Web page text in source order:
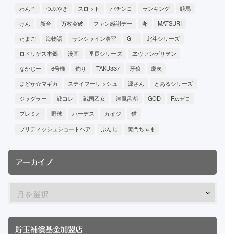
わんＰ つぶやき スロット パチンコ ランキング
競馬
けん
新台 万枚突破 ファン感謝デー 卵
MATSURI
たまご
海物語 サンシャイン浩平 GⅠ
北斗シリーズ
ロドリゲス本郷
漫画 番長シリーズ
ヱヴァンゲリヲン
なかじー
6号機 釣り TAKU337 牙狼
慶次
まどか☆マギカ
ステイフーリッシュ 源さん
とあるシリーズ
ジャグラー
戦コレ 戦国乙女 津風呂湖 GOD
Re:ゼロ
プレミオ
野球 ハーデス カイジ
猫
ブリティッシュショートヘア
ぶんじ 黄門ちゃま
アーカイブ
貯玉補償基金加盟店